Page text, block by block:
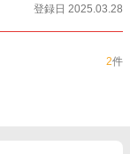
登録日 2025.03.28
2件